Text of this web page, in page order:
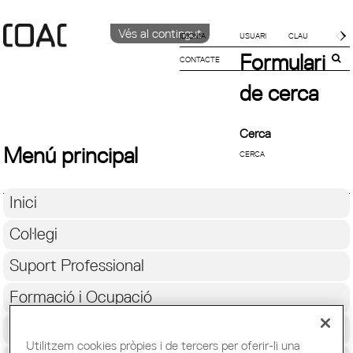
Vés al contingut
IDIOMA
CATALÀ
CONTACTE
Formulari
de cerca
Cerca
Menú principal
Inici
Col·legi
Suport Professional
Formació i Ocupació
Utilitzem cookies pròpies i de tercers per oferir-li una